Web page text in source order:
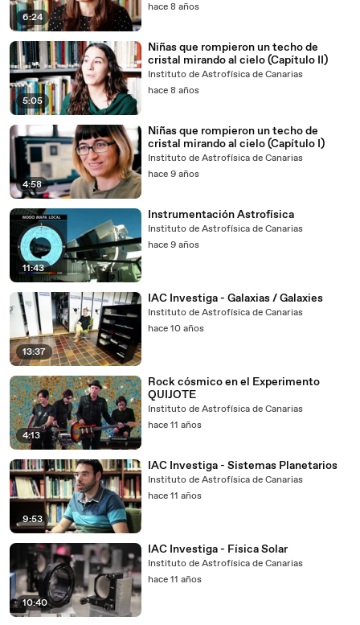
6:24
hace 8 años
5:05
Niñas que rompieron un techo de
cristal mirando al cielo (Capítulo II)
Instituto de Astrofísica de Canarias
hace 8 años
4:58
Niñas que rompieron un techo de
cristal mirando al cielo (Capítulo I)
Instituto de Astrofísica de Canarias
hace 9 años
11:43
Instrumentación Astrofísica
Instituto de Astrofísica de Canarias
hace 9 años
13:37
IAC Investiga - Galaxias / Galaxies
Instituto de Astrofísica de Canarias
hace 10 años
4:13
Rock cósmico en el Experimento
QUIJOTE
Instituto de Astrofísica de Canarias
hace 11 años
9:53
IAC Investiga - Sistemas Planetarios
Instituto de Astrofísica de Canarias
hace 11 años
10:40
IAC Investiga - Física Solar
Instituto de Astrofísica de Canarias
hace 11 años